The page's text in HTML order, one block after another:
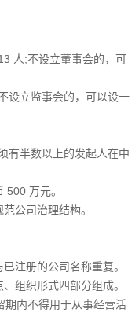
人;不设立董事会的，可
设立监事会的，可以设一
有半数以上的发起人在中
万元。
公司治理结构。
注册的公司名称重复。
组织形式四部分组成。
期内不得用于从事经营活